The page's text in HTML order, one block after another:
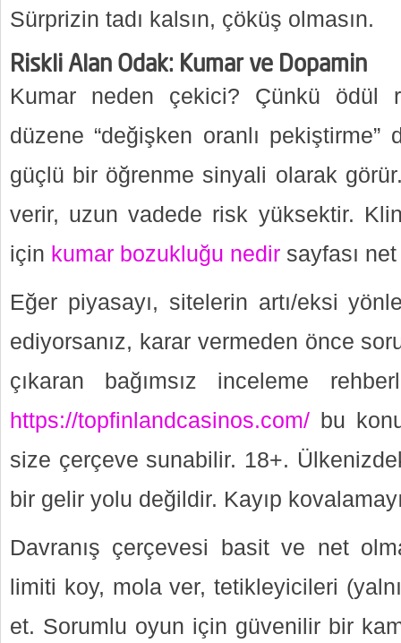
Sürprizin tadı kalsın, çöküş olmasın.
Riskli Alan Odak: Kumar ve Dopamin
Kumar neden çekici? Çünkü ödül
düzene “değişken oranlı
güçlü bir öğrenme sinyali olarak
verir, uzun vadede risk yüksektir.
için kumar bozukluğu nedir sayfası
Eğer piyasayı, sitelerin artı/eksi
ediyorsanız, karar vermeden önce
çıkaran bağımsız inceleme
https://topfinlandcasinos.com/ bu
size çerçeve sunabilir. 18+.
bir gelir yolu değildir. Kayıp
Davranış çerçevesi basit ve net
limiti koy, mola ver, tetikleyicileri
et. Sorumlu oyun için güvenilir bir